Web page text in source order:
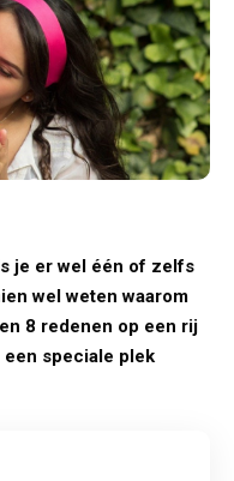
je er wel één of zelfs
wel weten waarom
8 redenen op een rij
speciale plek